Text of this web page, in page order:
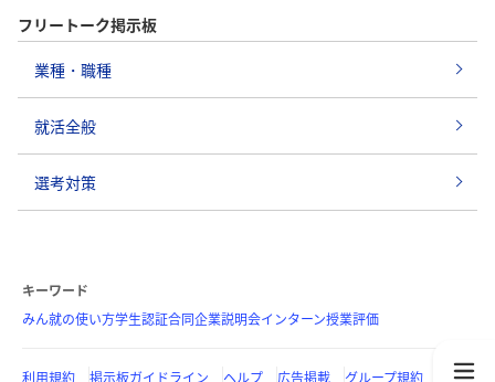
フリートーク掲示板
業種・職種
就活全般
選考対策
キーワード
みん就の使い方学生認証合同企業説明会インターン授業評価
利用規約 掲示板ガイドライン ヘルプ 広告掲載 グループ規約